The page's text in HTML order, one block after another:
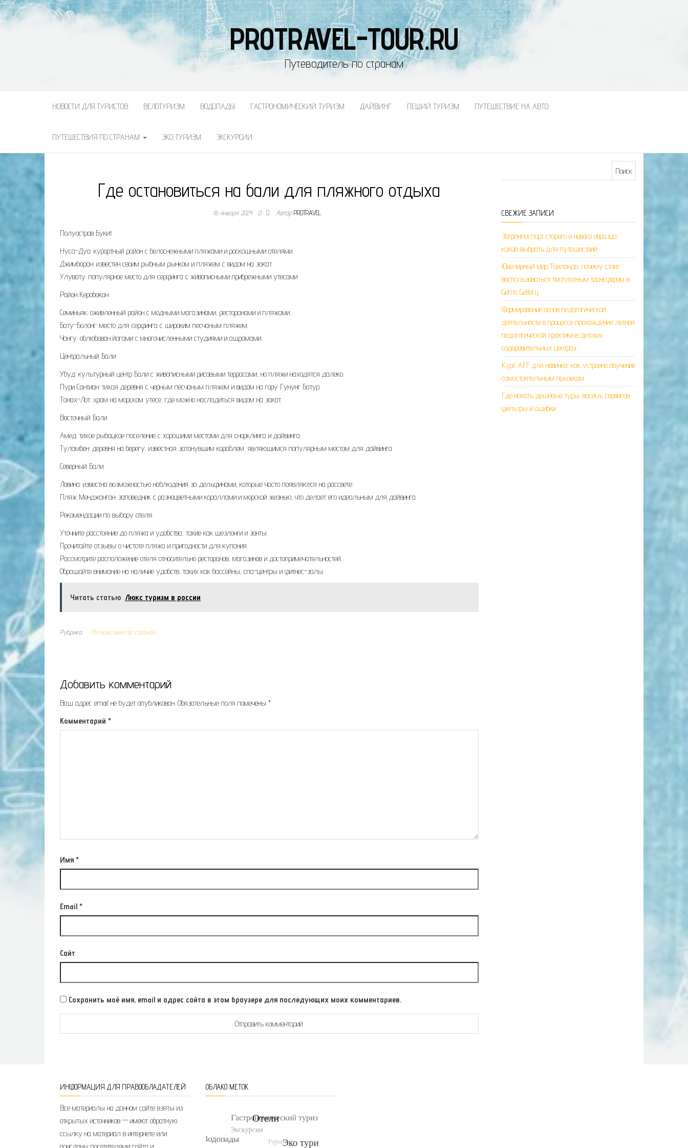
PROTRAVEL-TOUR.RU
Путеводитель по странам
НОВОСТИ ДЛЯ ТУРИСТОВ ВЕЛОТУРИЗМ ВОДОПАДЫ ГАСТРОНОМИЧЕСКИЙ ТУРИЗМ ДАЙВИНГ ПЕШИЙ ТУРИЗМ ПУТЕШЕСТВИЕ НА АВТО
ПУТЕШЕСТВИЯ ПО СТРАНАМ ЭКО ТУРИЗМ ЭКСКУРСИИ
Где остановиться на бали для пляжного отдыха
16 января 2024 0 АвторPROTRAVEL
Полуостров Букит
Нуса-Дуа: курортный район с белоснежными пляжами и роскошными отелями.
Джимбаран: известен своим рыбным рынком и пляжем с видом на закат.
Улувату: популярное место для серфинга с живописными прибрежными утесами.
Район Керобокан
Семиньяк: оживленный район с модными магазинами, ресторанами и пляжами.
Бату-Болонг: место для серфинга с широким песчаным пляжем.
Чангу: облюбован йогами с многочисленными студиями и ашрамами.
Центральный Бали
Убуд: культурный центр Бали с живописными рисовыми террасами, но пляжи находятся далеко.
Пури Сантиан: тихая деревня с черным песчаным пляжем и видом на гору Гунунг Батур.
Танах-Лот: храм на морском утесе, где можно насладиться видом на закат.
Восточный Бали
Амед: тихое рыбацкое поселение с хорошими местами для снорклинга и дайвинга.
Туламбен: деревня на берегу, известная затонувшим кораблем, являющимся популярным местом для дайвинга.
Северный Бали
Ловина: известна возможностью наблюдения за дельфинами, которые часто появляются на рассвете.
Пляж Менджанган: заповедник с разноцветными кораллами и морской жизнью, что делает его идеальным для дайвинга.
Рекомендации по выбору отеля:
Уточните расстояние до пляжа и удобства, такие как шезлонги и зонты.
Прочитайте отзывы о чистоте пляжа и пригодности для купания.
Рассмотрите расположение отеля относительно ресторанов, магазинов и достопримечательностей.
Обращайте внимание на наличие удобств, таких как бассейны, спа-центры и фитнес-залы.
Читать статью Люкс туризм в россии
Рубрика Путешествия по странам
Добавить комментарий
Ваш адрес email не будет опубликован. Обязательные поля помечены *
Комментарий *
Имя *
Email *
Сайт
Сохранить моё имя, email и адрес сайта в этом браузере для последующих моих комментариев.
СВЕЖИЕ ЗАПИСИ
Загранпаспорт старого и нового образца:
какой выбрать для путешествий
Ювелирный мир Таиланда: почему стоит
воспользоваться бесплатным трансфером в
Gems Gallery
Формирование основ педагогической
деятельности в процессе прохождения летней
педагогической практики в детских
оздоровительных центрах
Курс AFF для новичка: как устроено обучение
самостоятельным прыжкам
Где искать дешёвые туры: восемь сервисов,
фильтры и ошибки
ИНФОРМАЦИЯ ДЛЯ ПРАВООБЛАДАТЕЛЕЙ
Все материалы на данном сайте взяты из
открытых источников — имеют обратную
ссылку на материал в интернете или
ОБЛАКО МЕТОК